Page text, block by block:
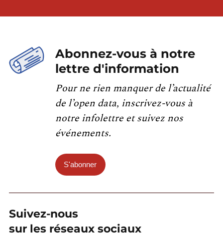
Abonnez-vous à notre
lettre d'information
Pour ne rien manquer de l’actualité
de l’open data, inscrivez-vous à
notre infolettre et suivez nos
événements.
S'abonner
Suivez-nous
sur les réseaux sociaux